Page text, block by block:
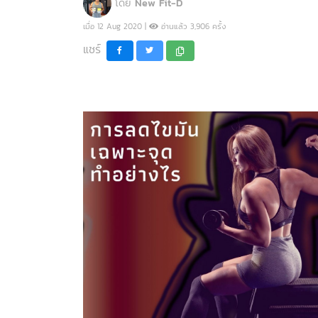
เมื่อ 12 Aug 2020 | อ่านแล้ว 3,906 ครั้ง
แชร์